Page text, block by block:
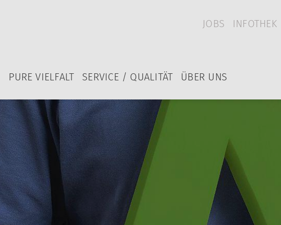
JOBS INFOTHEK
PURE VIELFALT SERVICE / QUALITÄT ÜBER UNS